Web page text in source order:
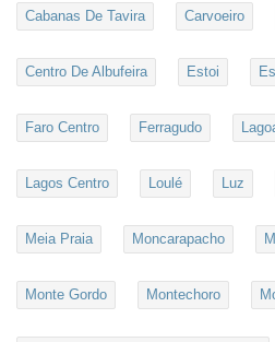
Cabanas De Tavira Carvoeiro
Centro De Albufeira Estoi
Faro Centro Ferragudo
Lagos Centro Loulé Luz
Meia Praia Moncarapacho
Monte Gordo Montechoro